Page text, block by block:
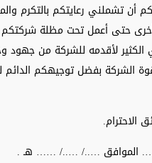
أن تشملني رعايتكم بالتكرم
حتى أعمل تحت مظلة شركتكم
الكثير لأقدمه للشركة من جهود
الشركة بفضل توجيهكم الدائم
الاحترام.
الموافق …../ …../ …… هـ .